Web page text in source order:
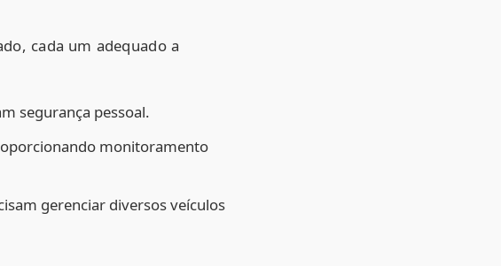
cada um adequado a
segurança pessoal.
monitoramento
gerenciar diversos veículos